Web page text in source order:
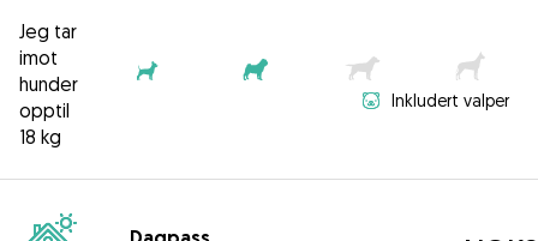
Jeg tar
imot
hunder
opptil
18 kg
Inkludert valper